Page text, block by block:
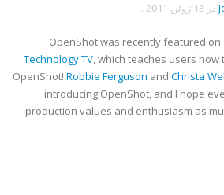
در 13 ژوئن 2011 .
OpenShot was recently featured
Technology TV, which teaches users
OpenShot! Robbie Ferguson and Christa
introducing OpenShot, and I hope
production values and enthusiasm as